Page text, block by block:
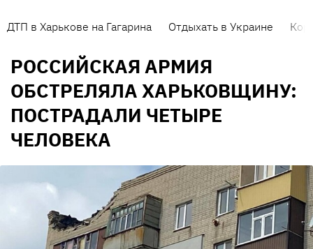
ДТП в Харькове на Гагарина Отдыхать в Украине
РОССИЙСКАЯ АРМИЯ
ОБСТРЕЛЯЛА ХАРЬКОВЩИНУ:
ПОСТРАДАЛИ ЧЕТЫРЕ
ЧЕЛОВЕКА